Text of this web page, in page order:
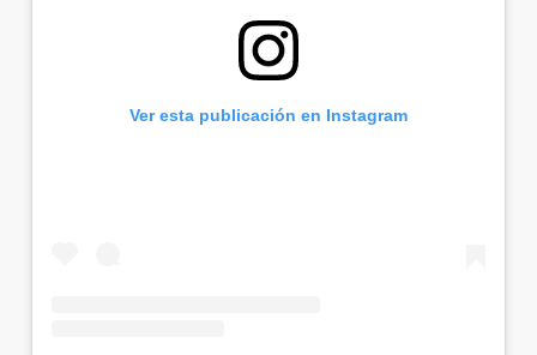
Ver esta publicación en Instagram